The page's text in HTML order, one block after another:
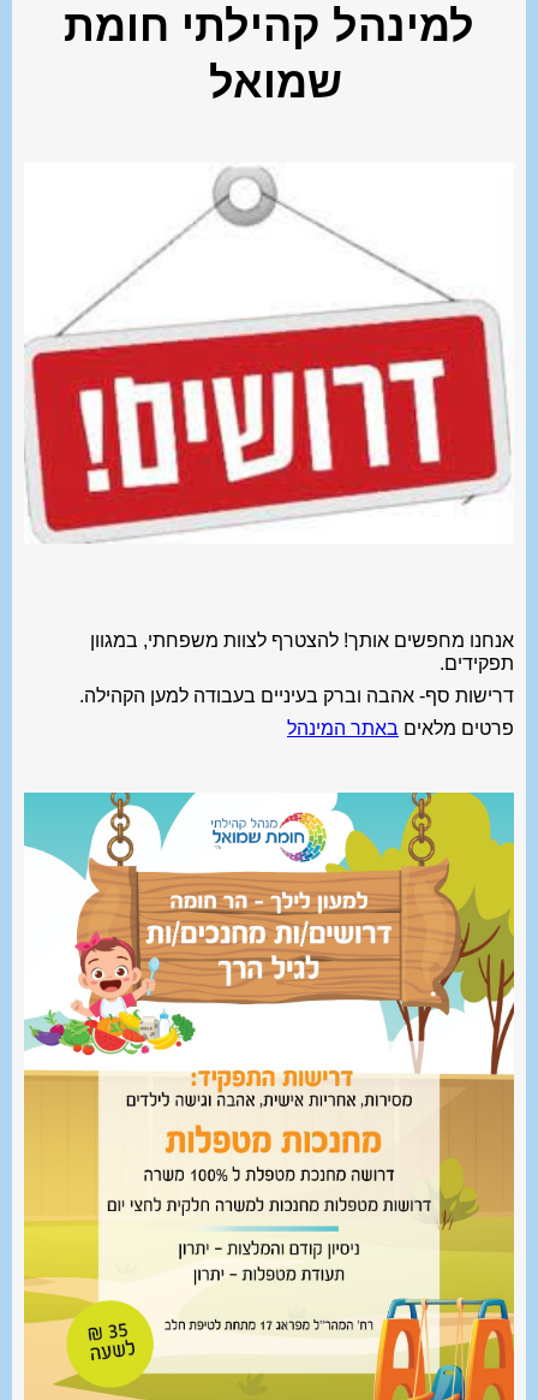
למינהל קהילתי חומת
שמואל
אנחנו מחפשים אותך! להצטרף לצוות משפחתי, במגוון
תפקידים.
דרישות סף- אהבה וברק בעיניים בעבודה למען הקהילה.
פרטים מלאים באתר המינהל